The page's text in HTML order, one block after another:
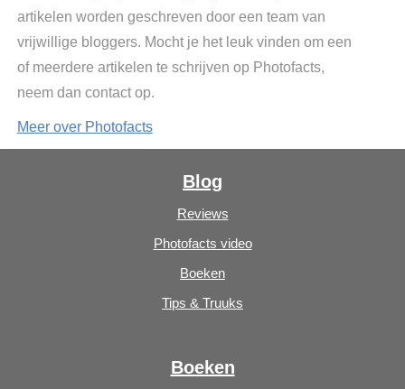
artikelen worden geschreven door een team van
vrijwillige bloggers. Mocht je het leuk vinden om een
of meerdere artikelen te schrijven op Photofacts,
neem dan contact op.
Meer over Photofacts
Blog
Reviews
Photofacts video
Boeken
Tips & Truuks
Boeken